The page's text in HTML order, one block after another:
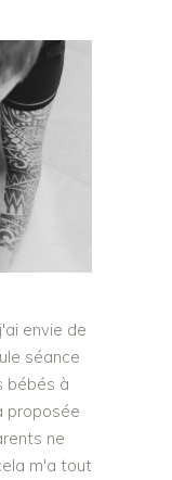
envie de
séance
bébés à
proposée
ne
m'a tout